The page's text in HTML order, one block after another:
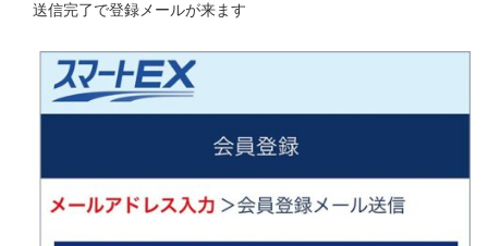
送信完了で登録メールが来ます